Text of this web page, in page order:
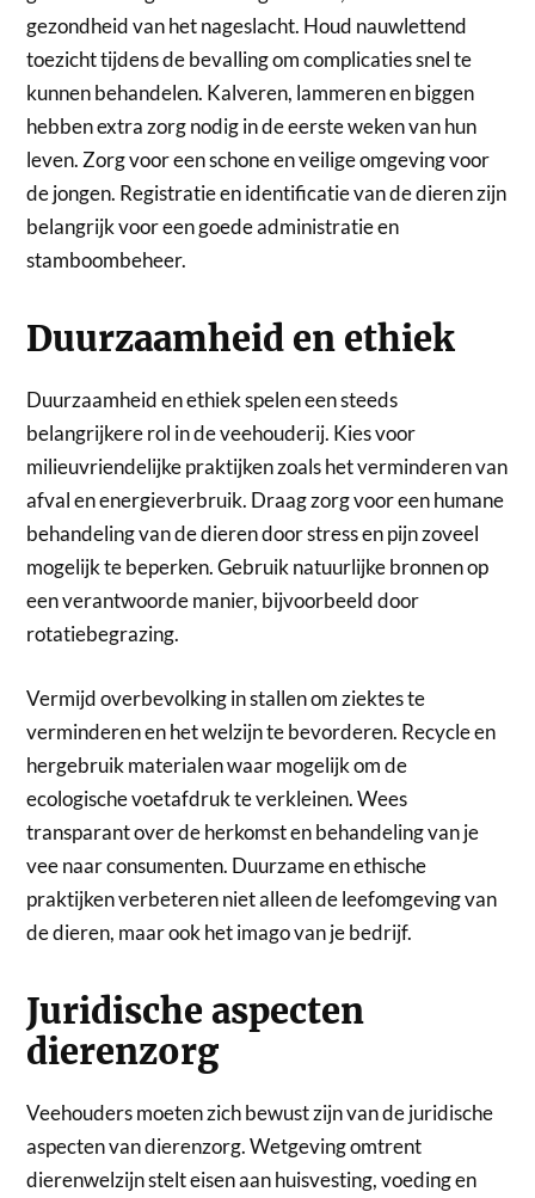
gezondheid van het nageslacht. Houd nauwlettend
toezicht tijdens de bevalling om complicaties snel te
kunnen behandelen. Kalveren, lammeren en biggen
hebben extra zorg nodig in de eerste weken van hun
leven. Zorg voor een schone en veilige omgeving voor
de jongen. Registratie en identificatie van de dieren zijn
belangrijk voor een goede administratie en
stamboombeheer.
Duurzaamheid en ethiek
Duurzaamheid en ethiek spelen een steeds
belangrijkere rol in de veehouderij. Kies voor
milieuvriendelijke praktijken zoals het verminderen van
afval en energieverbruik. Draag zorg voor een humane
behandeling van de dieren door stress en pijn zoveel
mogelijk te beperken. Gebruik natuurlijke bronnen op
een verantwoorde manier, bijvoorbeeld door
rotatiebegrazing.
Vermijd overbevolking in stallen om ziektes te
verminderen en het welzijn te bevorderen. Recycle en
hergebruik materialen waar mogelijk om de
ecologische voetafdruk te verkleinen. Wees
transparant over de herkomst en behandeling van je
vee naar consumenten. Duurzame en ethische
praktijken verbeteren niet alleen de leefomgeving van
de dieren, maar ook het imago van je bedrijf.
Juridische aspecten
dierenzorg
Veehouders moeten zich bewust zijn van de juridische
aspecten van dierenzorg. Wetgeving omtrent
dierenwelzijn stelt eisen aan huisvesting, voeding en